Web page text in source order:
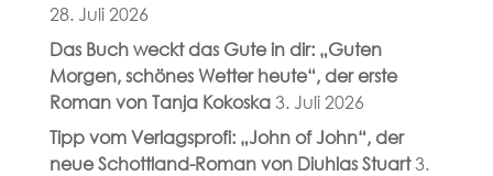
28. Juli 2026
Das Buch weckt das Gute in dir: „Guten
Morgen, schönes Wetter heute“, der erste
Roman von Tanja Kokoska 3. Juli 2026
Tipp vom Verlagsprofi: „John of John“, der
neue Schottland-Roman von Diuhlas Stuart 3.